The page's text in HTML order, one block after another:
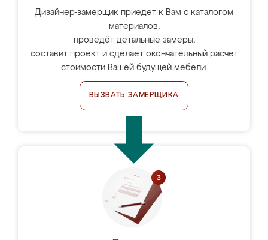
Дизайнер-замерщик приедет к Вам с каталогом
материалов,
проведёт детальные замеры,
составит проект и сделает окончательный расчёт
стоимости Вашей будущей мебели.
ВЫЗВАТЬ ЗАМЕРЩИКА